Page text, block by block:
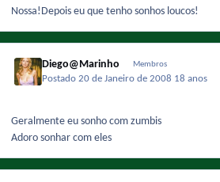
Nossa!Depois eu que tenho sonhos loucos!
Diego@Marinho Membros
Postado20 de Janeiro de 2008 18 anos
Geralmente eu sonho com zumbis
Adoro sonhar com eles